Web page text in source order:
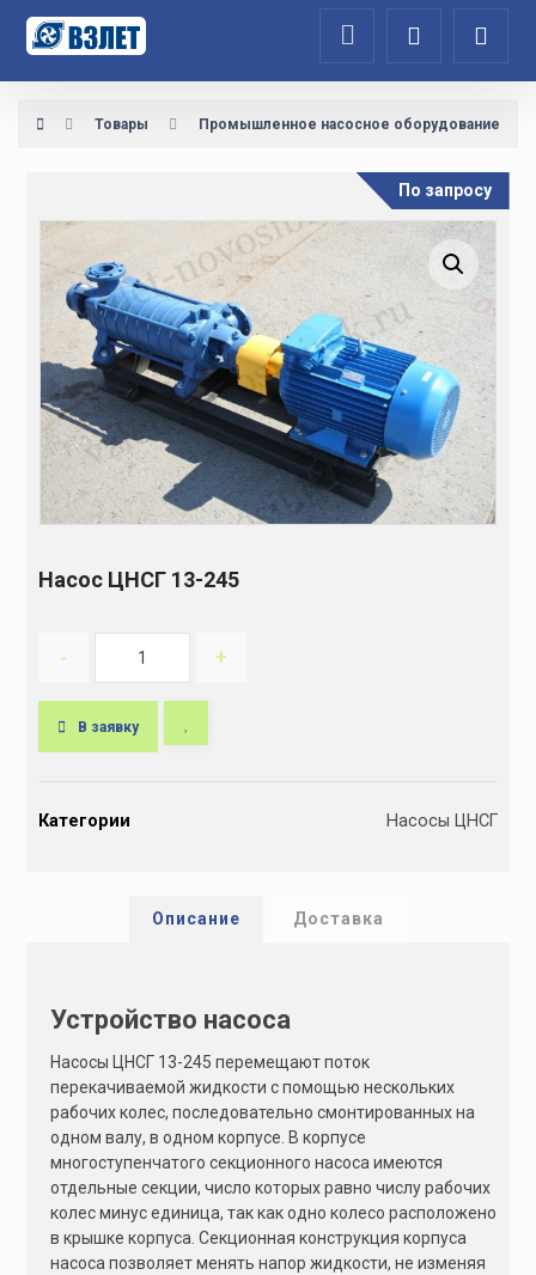
Товары Промышленное насосное оборудование
Увеличить изображение
Насос ЦНСГ 13-245
По запросу
- +
В заявку
tКатегории Насосы ЦНСГ
Описание Доставка
Устройство насоса
Насосы ЦНСГ 13-245 перемещают поток
перекачиваемой жидкости с помощью нескольких
рабочих колес, последовательно смонтированных на
одном валу, в одном корпусе. В корпусе
многоступенчатого секционного насоса имеются
отдельные секции, число которых равно числу рабочих
колес минус единица, так как одно колесо расположено
в крышке корпуса. Секционная конструкция корпуса
насоса позволяет менять напор жидкости, не изменяя